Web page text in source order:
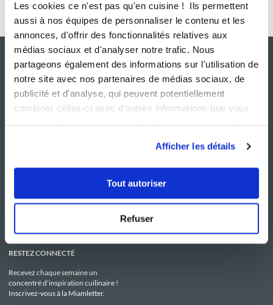
Les cookies ce n'est pas qu'en cuisine ! Ils permettent
aussi à nos équipes de personnaliser le contenu et les
annonces, d'offrir des fonctionnalités relatives aux
médias sociaux et d'analyser notre trafic. Nous
partageons également des informations sur l'utilisation de
notre site avec nos partenaires de médias sociaux, de
publicité et d'analyse, qui peuvent potentiellement
combiner celles-ci avec d'autres informations que vous
Afficher les détails
Tout autoriser
Refuser
Le Mag'
Boutique
C.G.U
Politique de confidentialité
Utilisation des Cookies
RESTEZ CONNECTÉ
Recevez chaque semaine un
concentré d'inspiration cuilinaire !
Inscrivez-vous à la Miamletter.